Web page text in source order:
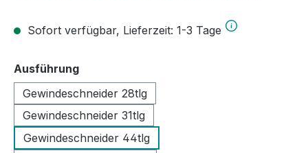
Sofort verfügbar, Lieferzeit: 1-3 Tage
Ausführungauswählen
Gewindeschneider 28tlg
Gewindeschneider 31tlg
Gewindeschneider 44tlg